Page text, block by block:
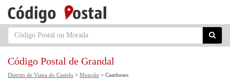
Código Postal de Grandal
Distrito de Viana do Castelo > Monção > Cambeses